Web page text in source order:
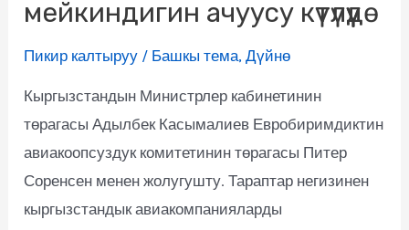
мейкиндигин ачуусу күтүлүүдө
Пикир калтыруу / Башкы тема,Дүйнө
Кыргызстандын Министрлер кабинетинин
төрагасы Адылбек Касымалиев Евробиримдиктин
авиакоопсуздук комитетинин төрагасы Питер
Соренсен менен жолугушту. Тараптар негизинен
кыргызстандык авиакомпанияларды